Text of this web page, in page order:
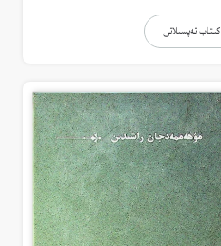
كىتاب تەپسىلاتى